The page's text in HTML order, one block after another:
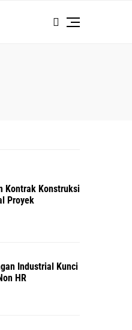
Kontrak Konstruksi
Proyek
Industrial Kunci
HR